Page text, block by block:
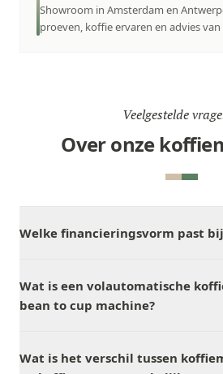
Showroom in Amsterdam en
proeven, koffie ervaren en advies van
Veelgestelde
Over onze
Welke financieringsvorm past
Wat is een volautomatische
bean to cup machine?
Wat is het verschil tussen